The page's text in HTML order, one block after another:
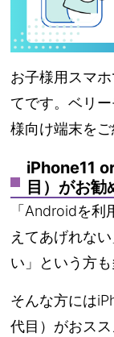
お子様用スマ
てです。ベリ
様向け端末をご
iPhone11
目）がお勧
「Androidを
えてあげれな
い」という方も
そんな方には
代目）がおス